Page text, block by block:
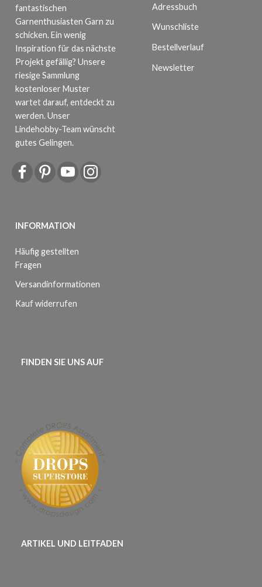
fantastischen
Garnenthusiasten Garn zu
schicken. Ein wenig
Inspiration für das nächste
Projekt gefällig? Unsere
riesige Sammlung
kostenloser Muster
wartet darauf, entdeckt zu
werden. Unser
Lindehobby-Team wünscht
gutes Gelingen.
INFORMATION
Häufig gestellten
Fragen
Versandinformationen
Kauf widerrufen
Adressbuch
Wunschliste
Bestellverlauf
Newsletter
FINDEN SIE UNS AUF
ARTIKEL UND LEITFADEN